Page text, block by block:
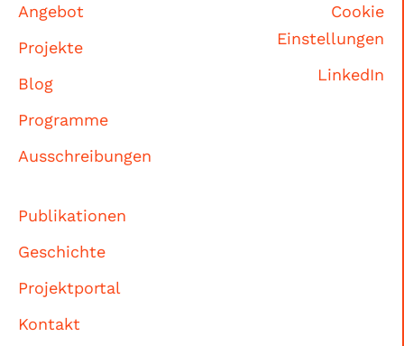
Angebot
Projekte
Blog
Programme
Ausschreibungen
Publikationen
Geschichte
Projektportal
Kontakt
Cookie
Einstellungen
LinkedIn